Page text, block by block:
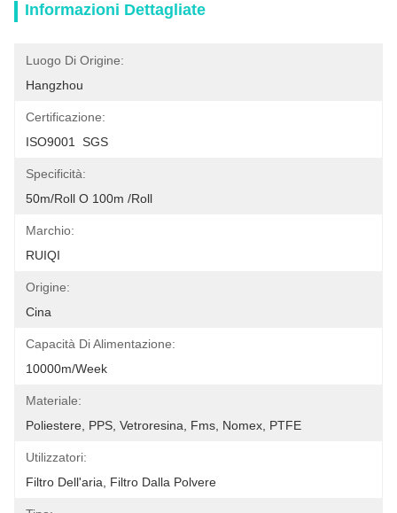
Informazioni Dettagliate
Luogo Di Origine:
Hangzhou
Certificazione:
ISO9001  SGS
Specificità:
50m/roll O 100m /roll
Marchio:
RUIQI
Origine:
Cina
Capacità Di Alimentazione:
10000m/week
Materiale:
Poliestere, PPS, Vetroresina, Fms, Nomex, PTFE
Utilizzatori:
Filtro Dell'aria, Filtro Dalla Polvere